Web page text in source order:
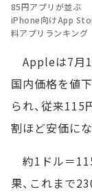
85円アプリが並ぶ
iPhone向けApp
料アプリランキング
Appleは7月
国内価格を値
られ、従来115
割ほど安価にな
約1ドル＝
果、これまで